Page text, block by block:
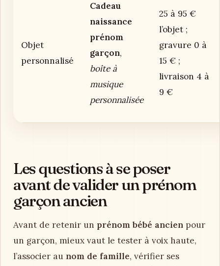
Objet
personnalisé
Cadeau
naissance
prénom
garçon,
boîte à
musique
personnalisée
25 à 95 €
l’objet ;
gravure 0 à
15 € ;
livraison 4 à
9 €
Les questions à se poser
avant de valider un prénom
garçon ancien
Avant de retenir un prénom bébé ancien pour
un garçon, mieux vaut le tester à voix haute,
l’associer au nom de famille, vérifier ses